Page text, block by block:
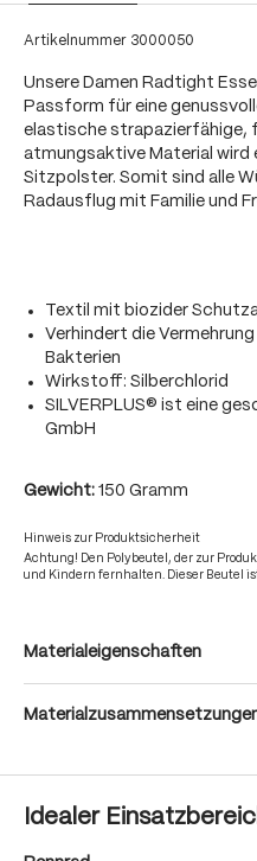
Artikelnummer 3000050
Unsere Damen Radtight
Passform für eine
elastische strapazierfähige,
atmungsaktive Material wird
Sitzpolster. Somit sind alle
Radausflug mit Familie und
Textil mit biozider
Verhindert die
Bakterien
Wirkstoff: Silberchlorid
SILVERPLUS® ist eine
GmbH
Gewicht: 150 Gramm
Hinweis zur Produktsicherheit
Achtung! Den Polybeutel, der zur
und Kindern fernhalten. Dieser Beutel
Materialeigenschaften
Idealer